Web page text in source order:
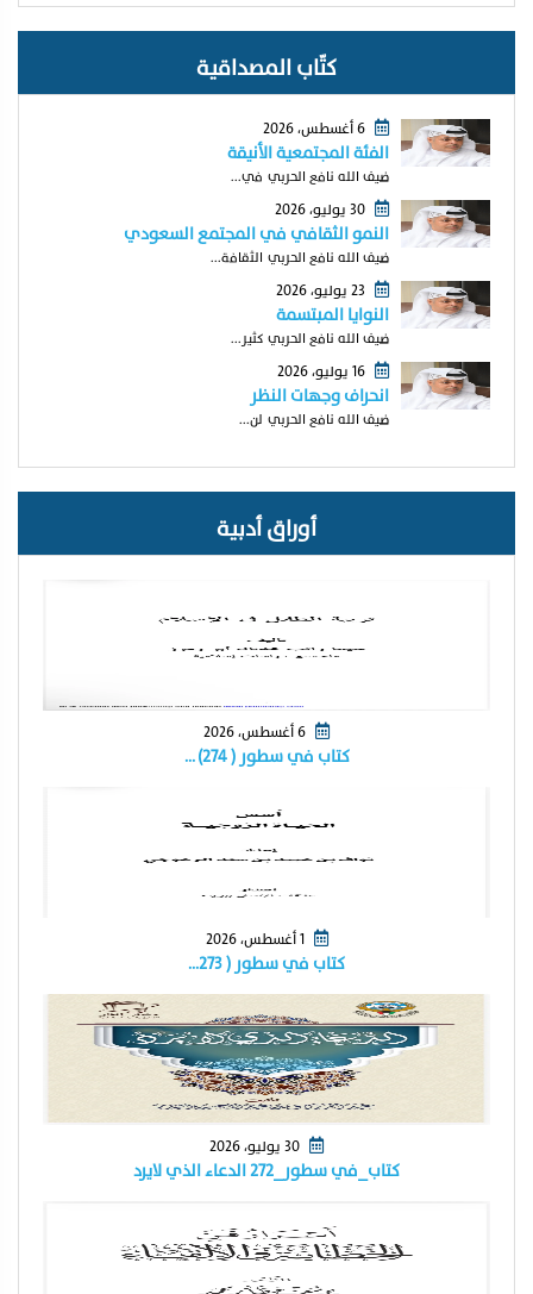
كتّاب المصداقية
6 أغسطس، 2026
الفئة المجتمعية الأنيقة
ضيف الله نافع الحربي في...
30 يوليو، 2026
النمو الثقافي في المجتمع السعودي
ضيف الله نافع الحربي الثقافة...
النوايا المبتسمة
ضيف الله نافع الحربي كثير...
16 يوليو، 2026
انحراف وجهات النظر
ضيف الله نافع الحربي لن...
أوراق أدبية
كتاب في سطور ( ٢٧٤) …
1 أغسطس، 2026
كتاب في سطور ( ٢٧٣…
كتاب_في سطور_٢٧٢ الدعاء الذي لايرد